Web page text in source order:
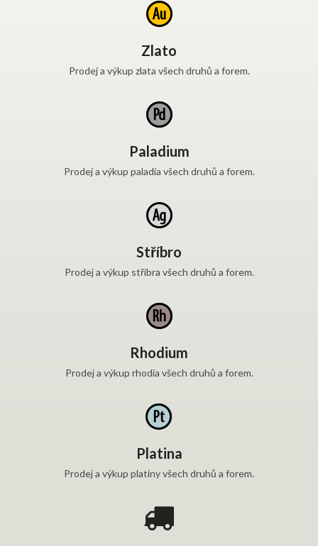
Zlato
Prodej a výkup zlata všech druhů a forem.
Paladium
Prodej a výkup paladia všech druhů a forem.
Stříbro
Prodej a výkup stříbra všech druhů a forem.
Rhodium
Prodej a výkup rhodia všech druhů a forem.
Platina
Prodej a výkup platiny všech druhů a forem.